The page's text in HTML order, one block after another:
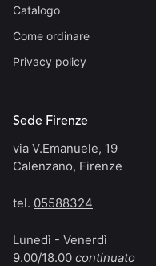
Catalogo
Come ordinare
Privacy policy
Sede Firenze
via V.Emanuele, 19
Calenzano, Firenze
tel. 05588324
Lunedì - Venerdì
9.00/18.00 continuato